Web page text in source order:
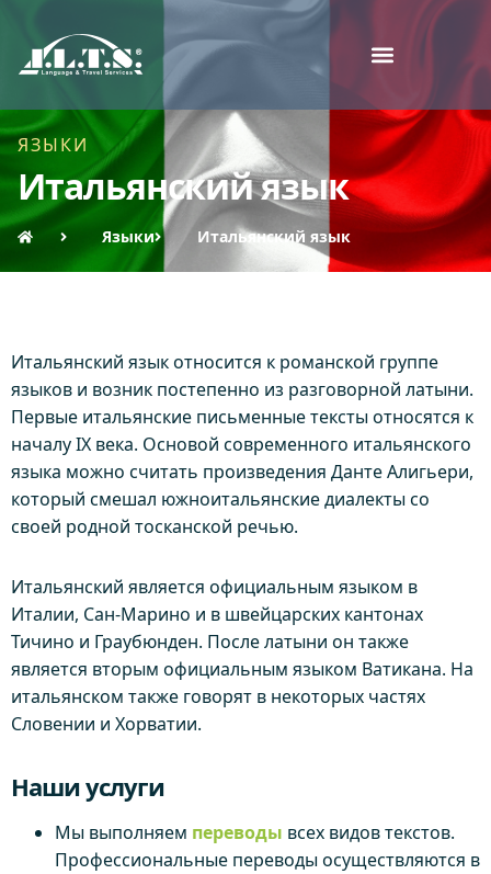
ЯЗЫКИ
Итальянский язык
Языки Итальянский язык
Итальянский язык относится к романской группе
языков и возник постепенно из разговорной латыни.
Первые итальянские письменные тексты относятся к
началу IX века. Основой современного итальянского
языка можно считать произведения Данте Алигьери,
который смешал южноитальянские диалекты со
своей родной тосканской речью.
Итальянский является официальным языком в
Италии, Сан-Марино и в швейцарских кантонах
Тичино и Граубюнден. После латыни он также
является вторым официальным языком Ватикана. На
итальянском также говорят в некоторых частях
Словении и Хорватии.
Наши услуги
Мы выполняем переводы всех видов текстов.
Профессиональные переводы осуществляются в